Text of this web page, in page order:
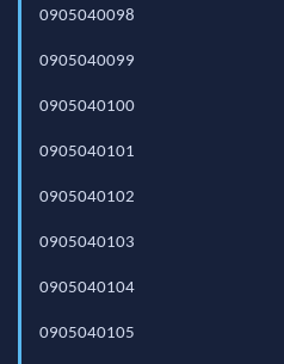
0905040098
0905040099
0905040100
0905040101
0905040102
0905040103
0905040104
0905040105